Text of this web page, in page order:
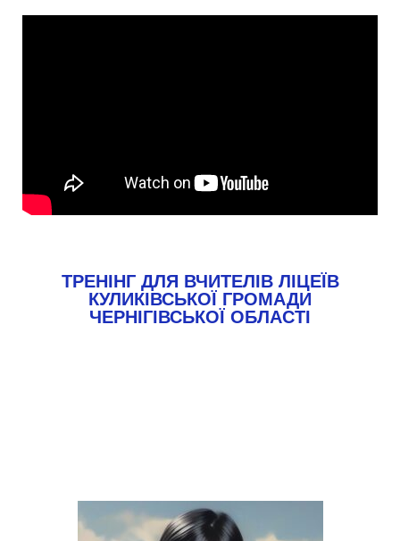
ТРЕНІНГ ДЛЯ ВЧИТЕЛІВ ЛІЦЕЇВ
КУЛИКІВСЬКОЇ ГРОМАДИ
ЧЕРНІГІВСЬКОЇ ОБЛАСТІ